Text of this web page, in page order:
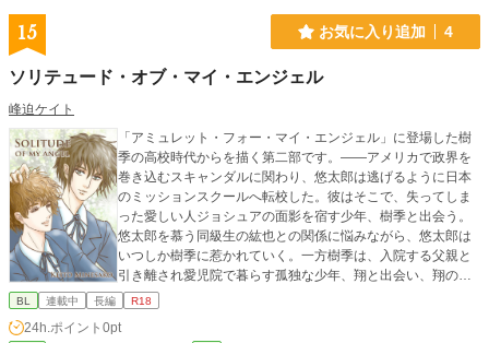
15 お気に入り追加 4
ソリテュード・オブ・マイ・エンジェル
峰迫ケイト
「アミュレット・フォー・マイ・エンジェル」に登場した樹
季の高校時代からを描く第二部です。——アメリカで政界を
巻き込むスキャンダルに関わり、悠太郎は逃げるように日本
のミッションスクールへ転校した。彼はそこで、失ってしま
った愛しい人ジョシュアの面影を宿す少年、樹季と出会う。
悠太郎を慕う同級生の紘也との関係に悩みながら、悠太郎は
いつしか樹季に惹かれていく。一方樹季は、入院する父親と
引き離され愛児院で暮らす孤独な少年、翔と出会い、翔の力
になろうと決意する。
BL 連載中 長編 R18
24h.ポイント 0pt